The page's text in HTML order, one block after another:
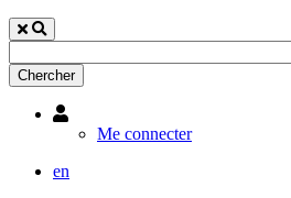
Utilisateur
Me connecter
en